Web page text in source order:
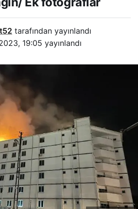
tarafından yayınlandı
19:05 yayınlandı